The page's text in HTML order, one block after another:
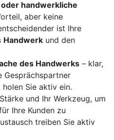
handwerkliche
aber keine
ist Ihre
Handwerk und den
des Handwerks – klar,
Gesprächspartner
Sie aktiv ein.
und Ihr Werkzeug, um
Ihre Kunden zu
treiben Sie aktiv